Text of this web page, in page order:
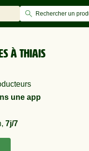
à Thiais
une app
7j/7